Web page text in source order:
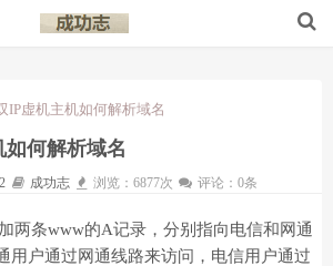
IP虚机主机如何解析域名
何解析域名
成功志 浏览：6877次 评论：0条
两条www的A记录，分别指向电信和网通
用户通过网通线路来访问，电信用户通过